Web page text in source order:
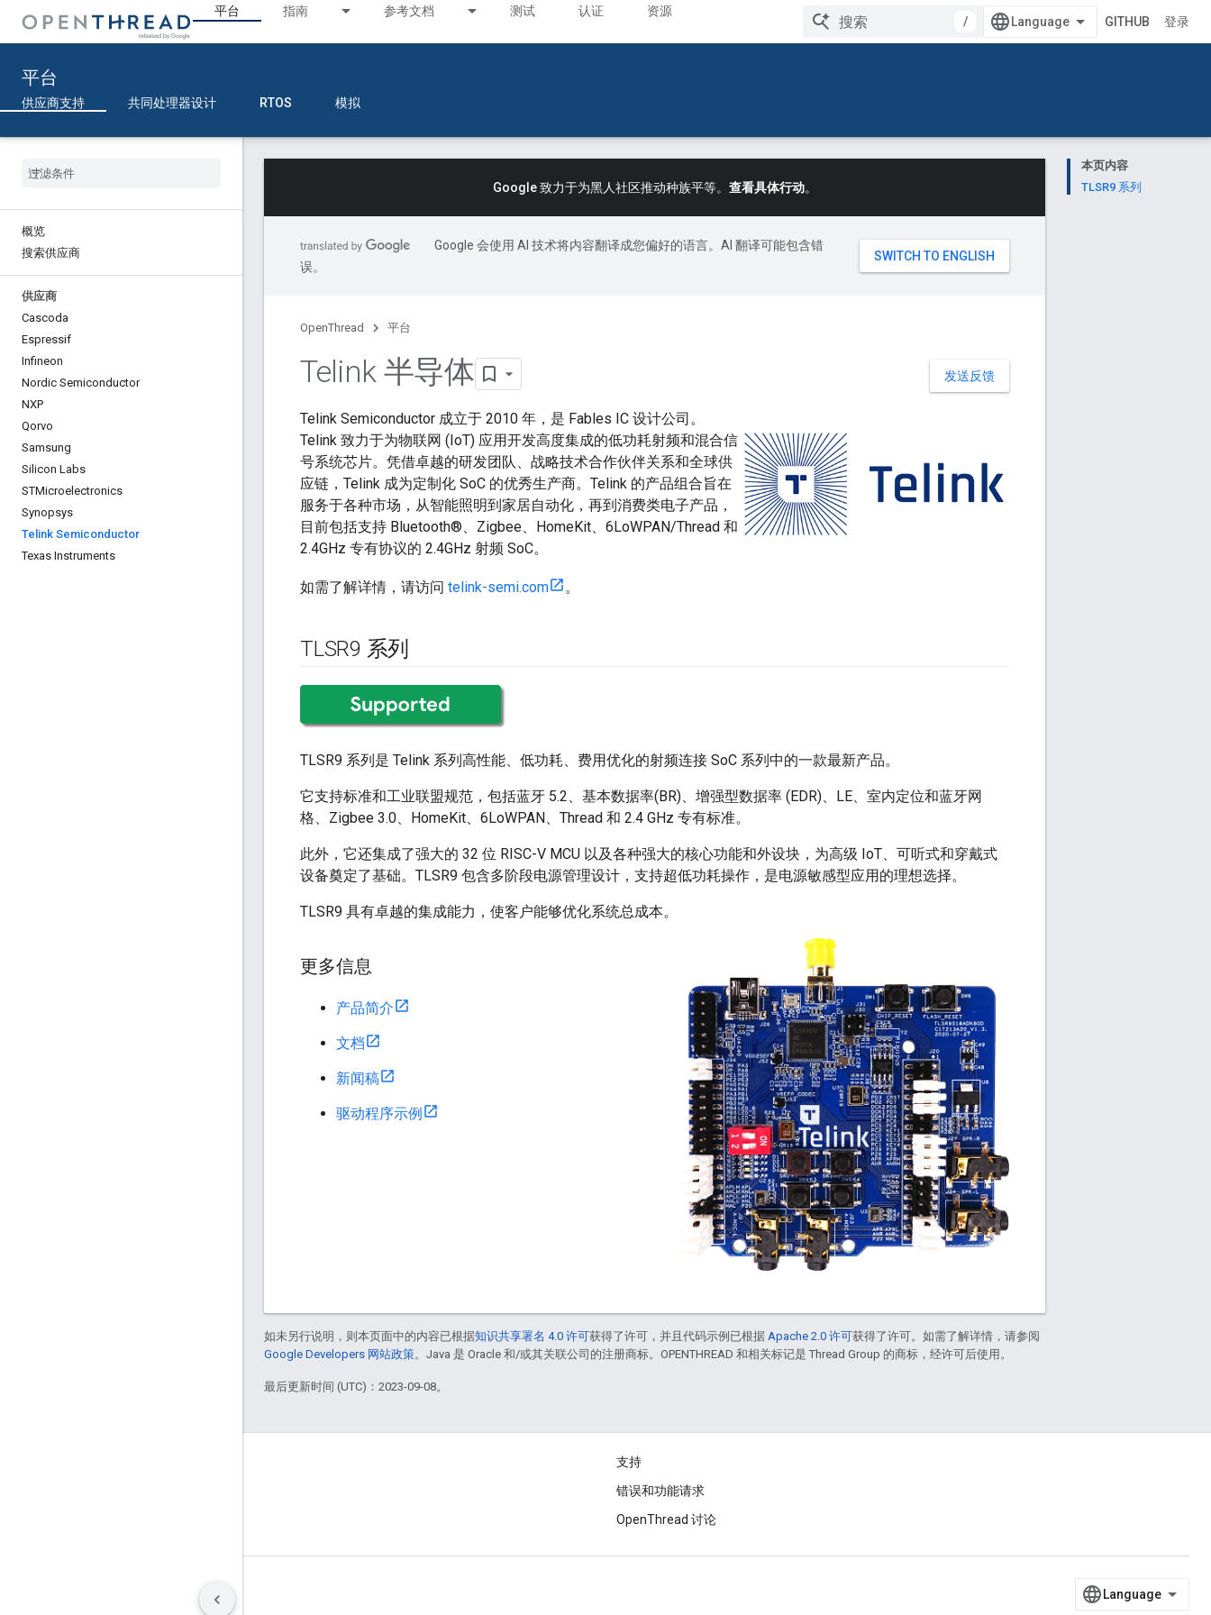
平台 指南 参考文档 测试 认证 资源
/ GITHUB 登录
平台
供应商支持 共同处理器设计 RTOS 模拟
概览
搜索供应商
供应商
Cascoda
Espressif
Infineon
Nordic Semiconductor
NXP
Qorvo
Samsung
Silicon Labs
STMicroelectronics
Synopsys
Telink Semiconductor
Texas Instruments
本页内容
TLSR9 系列
Google 致力于为黑人社区推动种族平等。 查看具体行动。
Google 会使用 AI 技术将内容翻译成您偏好的语言。AI 翻译可能包含错
误。
OpenThread 平台
发送反馈
Telink 半导体
Telink Semiconductor 成立于 2010 年，是 Fables IC 设计公司。
Telink 致力于为物联网 (IoT) 应用开发高度集成的低功耗射频和混合信
号系统芯片。凭借卓越的研发团队、战略技术合作伙伴关系和全球供
应链，Telink 成为定制化 SoC 的优秀生产商。Telink 的产品组合旨在
服务于各种市场，从智能照明到家居自动化，再到消费类电子产品，
目前包括支持 Bluetooth®、Zigbee、HomeKit、6LoWPAN/Thread 和
2.4GHz 专有协议的 2.4GHz 射频 SoC。
如需了解详情，请访问 telink-semi.com 。
TLSR9 系列
TLSR9 系列是 Telink 系列高性能、低功耗、费用优化的射频连接 SoC 系列中的一款最新产品。
它支持标准和工业联盟规范，包括蓝牙 5.2、基本数据率(BR)、增强型数据率 (EDR)、LE、室内定位和蓝牙网
格、Zigbee 3.0、HomeKit、6LoWPAN、Thread 和 2.4 GHz 专有标准。
此外，它还集成了强大的 32 位 RISC-V MCU 以及各种强大的核心功能和外设块，为高级 IoT、可听式和穿戴式
设备奠定了基础。TLSR9 包含多阶段电源管理设计，支持超低功耗操作，是电源敏感型应用的理想选择。
TLSR9 具有卓越的集成能力，使客户能够优化系统总成本。
更多信息
产品简介
文档
新闻稿
驱动程序示例
如未另行说明，则本页面中的内容已根据知识共享署名 4.0 许可获得了许可，并且代码示例已根据 Apache 2.0 许可获得了许可。如需了解详情，请参阅
Google Developers 网站政策。Java 是 Oracle 和/或其关联公司的注册商标。OPENTHREAD 和相关标记是 Thread Group 的商标，经许可后使用。
最后更新时间 (UTC)：2023-09-08。
支持
错误和功能请求
OpenThread 讨论
Manage cookies